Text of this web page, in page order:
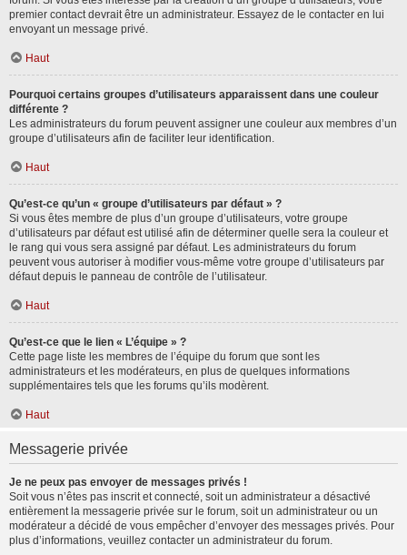
premier contact devrait être un administrateur. Essayez de le contacter en lui
envoyant un message privé.
Haut
Pourquoi certains groupes d’utilisateurs apparaissent dans une couleur
différente ?
Les administrateurs du forum peuvent assigner une couleur aux membres d’un
groupe d’utilisateurs afin de faciliter leur identification.
Haut
Qu’est-ce qu’un « groupe d’utilisateurs par défaut » ?
Si vous êtes membre de plus d’un groupe d’utilisateurs, votre groupe
d’utilisateurs par défaut est utilisé afin de déterminer quelle sera la couleur et
le rang qui vous sera assigné par défaut. Les administrateurs du forum
peuvent vous autoriser à modifier vous-même votre groupe d’utilisateurs par
défaut depuis le panneau de contrôle de l’utilisateur.
Haut
Qu’est-ce que le lien « L’équipe » ?
Cette page liste les membres de l’équipe du forum que sont les
administrateurs et les modérateurs, en plus de quelques informations
supplémentaires tels que les forums qu’ils modèrent.
Haut
Messagerie privée
Je ne peux pas envoyer de messages privés !
Soit vous n’êtes pas inscrit et connecté, soit un administrateur a désactivé
entièrement la messagerie privée sur le forum, soit un administrateur ou un
modérateur a décidé de vous empêcher d’envoyer des messages privés. Pour
plus d’informations, veuillez contacter un administrateur du forum.